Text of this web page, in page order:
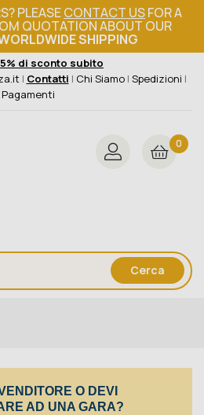
PLEASECONTACT USFOR A
QUOTATION ABOUT OUR
SHIPPING
376 004 4000(Lun - Ven / 8.30 -
5% di sconto subito
| Contatti | Chi Siamo| Spedizioni |
Pagamenti
Cerca
0
O DEVI
AD UNA GARA?